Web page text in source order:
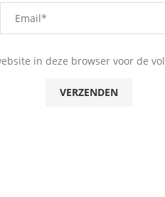
in deze browser voor de